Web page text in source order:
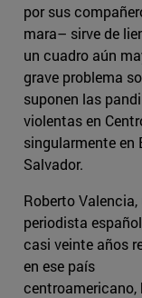
por sus
mara– sirve de
un cuadro aún
grave problema
suponen las
violentas en
singularmente en
Salvador.
Roberto Valencia,
periodista
casi veinte años
en ese país
centroamericano,